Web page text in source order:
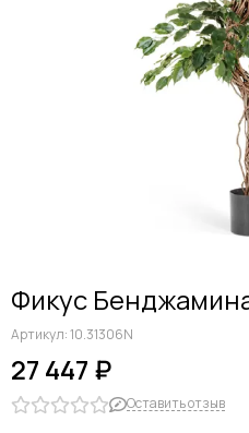
Фикус
Артикул:10.31306N
27 447 ₽
Оставить отзыв